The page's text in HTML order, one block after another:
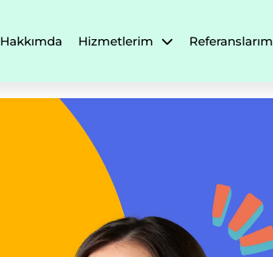
Hakkımda Hizmetlerim Referanslarım